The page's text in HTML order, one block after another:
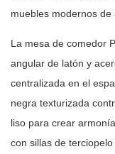
muebles modernos de
La mesa de comedor
angular de latón y
centralizada en el
negra texturizada
liso para crear
con sillas de